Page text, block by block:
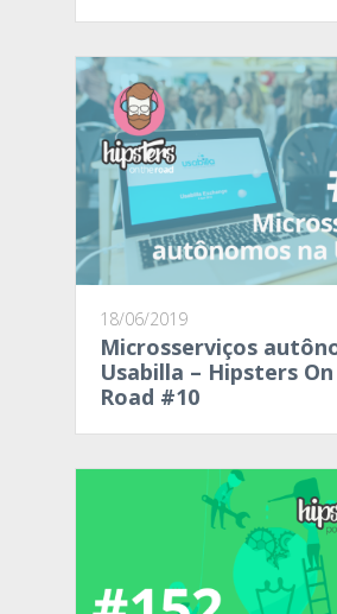
18/06/2019
Microsserviços
Usabilla – Hipsters
Road #10